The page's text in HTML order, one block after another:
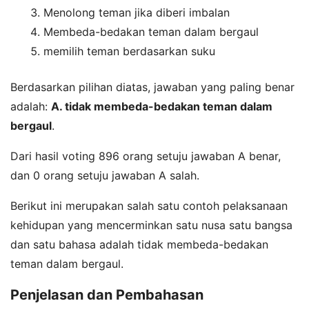
Menolong teman jika diberi imbalan
Membeda-bedakan teman dalam bergaul
memilih teman berdasarkan suku
Berdasarkan pilihan diatas, jawaban yang paling benar
adalah: A. tidak membeda-bedakan teman dalam
bergaul.
Dari hasil voting 896 orang setuju jawaban A benar,
dan 0 orang setuju jawaban A salah.
Berikut ini merupakan salah satu contoh pelaksanaan
kehidupan yang mencerminkan satu nusa satu bangsa
dan satu bahasa adalah tidak membeda-bedakan
teman dalam bergaul.
Penjelasan dan Pembahasan